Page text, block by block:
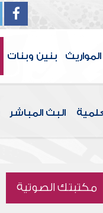
المواريث بنين وبنات
البث المباشر
مكتبتك الصوتية